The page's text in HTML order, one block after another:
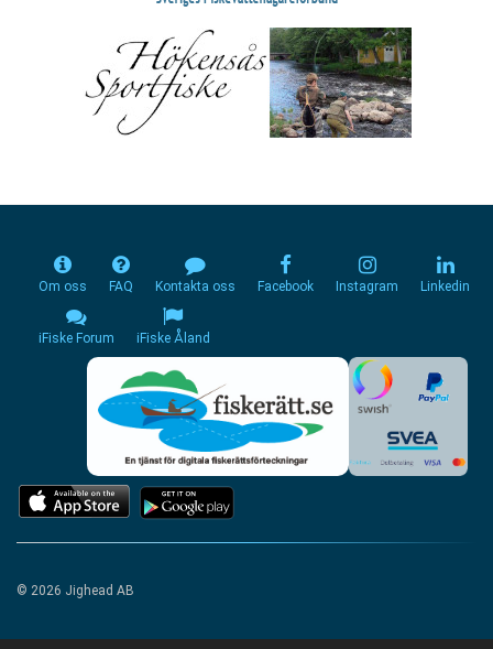
Om oss FAQ Kontakta oss Facebook Instagram Linkedin
iFiske Forum iFiske Åland
© 2026 Jighead AB